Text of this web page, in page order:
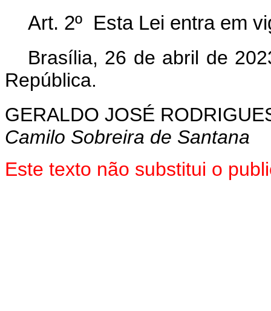
Art. 2º Esta Lei entra em
Brasília, 26 de abril de
República.
GERALDO JOSÉ
Camilo Sobreira de Santana
Este texto não substitui o